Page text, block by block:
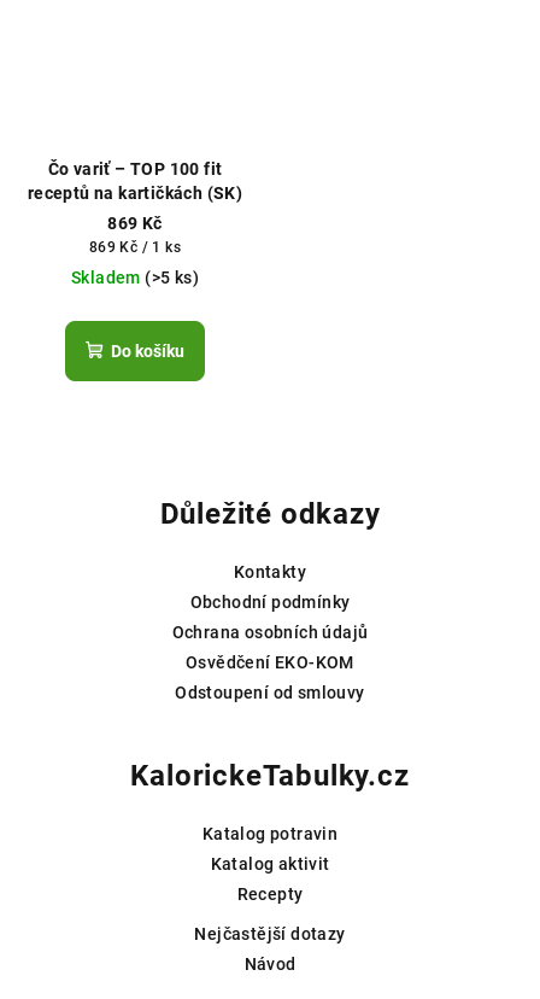
Čo variť – TOP 100 fit
receptů na kartičkách (SK)
869 Kč
Měrná
cena:
869 Kč / 1 ks
Skladem (>5 ks)
Do košíku
Důležité odkazy
Kontakty
Obchodní podmínky
Ochrana osobních údajů
Osvědčení EKO-KOM
Odstoupení od smlouvy
KalorickeTabulky.cz
Katalog potravin
Katalog aktivit
Recepty
Nejčastější dotazy
Návod